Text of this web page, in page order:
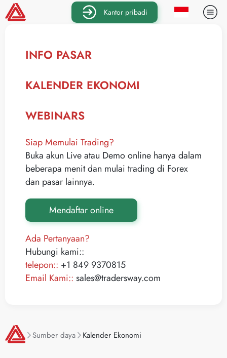
Kantor pribadi
INFO PASAR
KALENDER EKONOMI
WEBINARS
Siap Memulai Trading?
Buka akun Live atau Demo online hanya dalam
beberapa menit dan mulai trading di Forex
dan pasar lainnya.
Mendaftar online
Ada Pertanyaan?
Hubungi kami::
telepon:: +1 849 9370815
Email Kami:: sales@tradersway.com
Sumber daya Kalender Ekonomi